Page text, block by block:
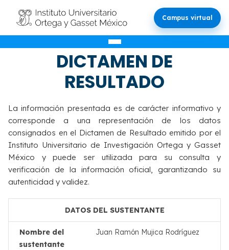
Campus virtual
VALIDACIÓN DEL
DICTAMEN DE
RESULTADO
La información presentada es de carácter informativo y
corresponde a una representación de los datos
consignados en el Dictamen de Resultado emitido por el
Instituto Universitario de Investigación Ortega y Gasset
México y puede ser utilizada para su consulta y
verificación de la información oficial, garantizando su
autenticidad y validez.
DATOS DEL SUSTENTANTE
Nombre del
sustentante
Juan Ramón Mujica Rodríguez